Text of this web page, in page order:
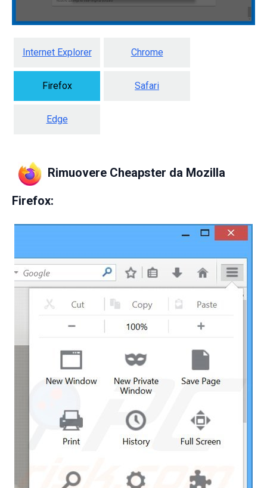
Internet Explorer Chrome
Firefox Safari
Edge
Rimuovere Cheapster da Mozilla
Firefox: